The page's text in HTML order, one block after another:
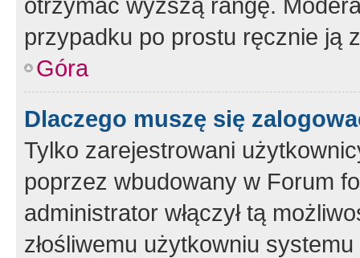
przypadku po prostu ręcznie ją
Góra
Dlaczego muszę się
Tylko zarejestrowani
poprzez wbudowany w Forum
administrator włączył tą
złośliwemu użytkowniu